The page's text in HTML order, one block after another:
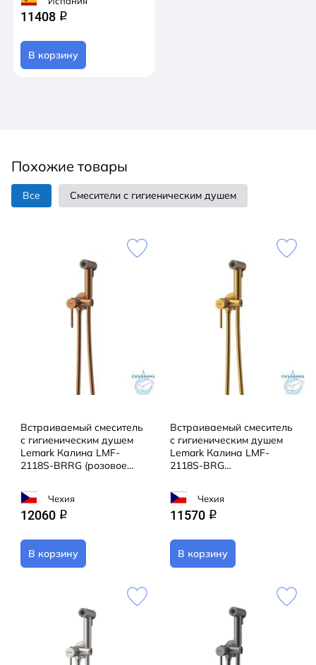
11408 q
В корзину
Похожие товары
Все Смесители с гигиеническим душем
Встраиваемый смеситель
с гигиеническим душем
Lemark Калина LMF-
2118S-BRRG (розовое
Чехия
12060 q
В корзину
Встраиваемый смеситель
с гигиеническим душем
Lemark Калина LMF-
2118S-BRG
Чехия
11570 q
В корзину